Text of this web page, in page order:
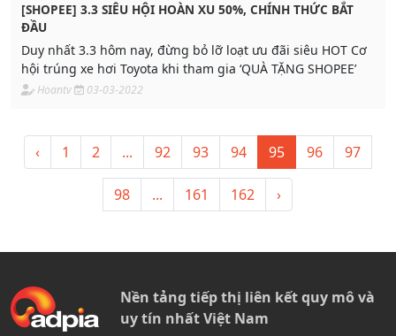
[SHOPEE] 3.3 SIÊU HỘI HOÀN XU 50%, CHÍNH THỨC BẮT
ĐẦU
Duy nhất 3.3 hôm nay, đừng bỏ lỡ loạt ưu đãi siêu HOT Cơ
hội trúng xe hơi Toyota khi tham gia ‘QUÀ TẶNG SHOPEE’
Hoantv 03-03-2022
‹ 1 2 ... 92 93 94 95 96 97
98 ... 161 162 ›
Nền tảng tiếp thị liên kết quy mô và
uy tín nhất Việt Nam